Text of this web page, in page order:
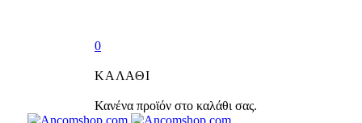
0
ΚΑΛΆΘΙ
Κανένα προϊόν στο καλάθι σας.